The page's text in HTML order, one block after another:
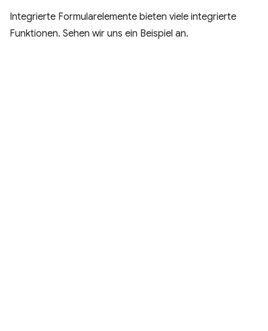
Integrierte Formularelemente bieten viele integrierte
Funktionen. Sehen wir uns ein Beispiel an.